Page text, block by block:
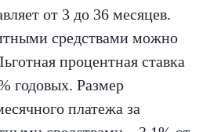
от 3 до 36 месяцев.
средствами можно
процентная ставка
годовых. Размер
платежа за